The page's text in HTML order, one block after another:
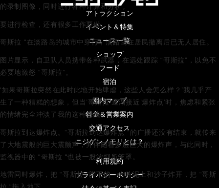
的录制图像，同时进行各种计算和分析。
要进行检查，还有很多工作要做。
哥斯拉 “在淡路岛的城市中穿行，淡路岛在居民撤离后已无人居住。
图片显示，自卫队人员携带各种武器，在远处跟踪 “哥斯拉”，以免不
必要地激怒 “哥斯拉”。
‘如果哥斯拉突然在此时此地开始肆虐，这些人会怎么样？’我几乎产
生了一种糟糕的想象，但当’哥斯拉’逐渐接近’爆炸点’时，焦虑和紧张
的情绪完全冲淡了我的这种想法。
哥斯拉到达爆炸点。”哥斯拉到达爆炸点 “的广播还没有结束，就传来
了大地震般的巨大震颤声，并伴随着多层巨大的爆炸声，与此同时，
监视器中的 “哥斯拉 “也被一股浓烟所笼罩。
地雷同时爆炸，把 “哥斯拉 “脚下的一大片泥土和沙子炸开，把 “哥斯
アトラクション
イベント＆特集
ニュース一覧
ショップ
フード
宿泊
園内マップ
料金＆営業案内
交通アクセス
ニジゲンノモリとは？
利用規約
プライバシーポリシー